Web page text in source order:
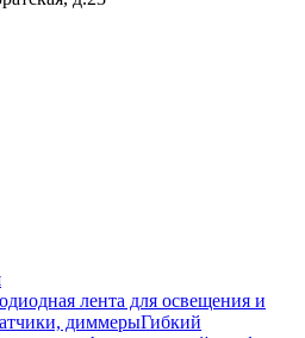
лента для освещения и
диммерыГибкий